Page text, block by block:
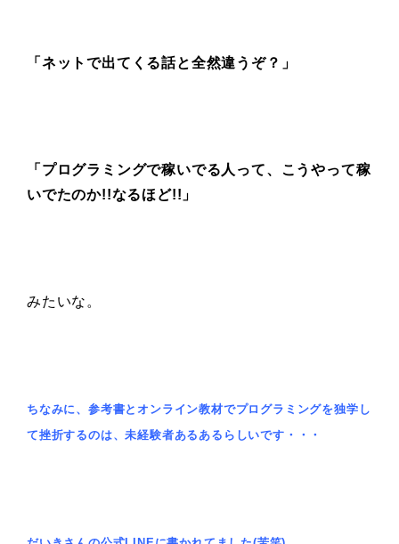
「ネットで出てくる話と全然違うぞ？」
「プログラミングで稼いでる人って、こうやって稼
いでたのか!!なるほど!!」
みたいな。
ちなみに、参考書とオンライン教材でプログラミングを独学し
て挫折するのは、未経験者あるあるらしいです・・・